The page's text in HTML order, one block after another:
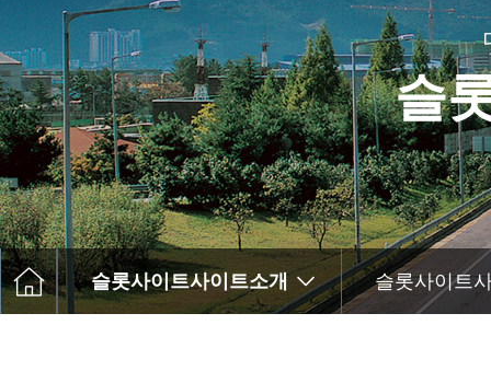
주요연혁
경남기업 네트워크
안전보건방침
기술경영
환경경영
찾아오시는길
슬
슬롯사이트사이트소개 슬롯사이트